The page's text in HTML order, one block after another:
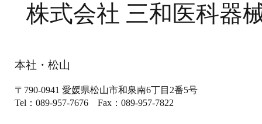
株式会社 三和医科器
本社・松山
〒790-0941 愛媛県松山市和泉南6丁目2番5号
Tel：089-957-7676 Fax：089-957-7822